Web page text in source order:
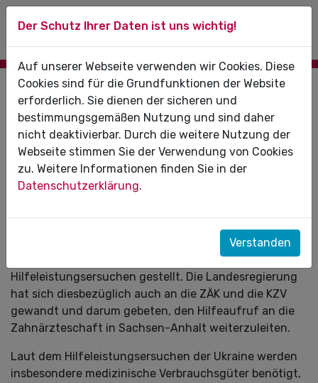
01.03.2022
Ukraine: Hilfe für die Leidtragenden des
Krieges
Die ganze Welt schaut schockiert auf den
eskalierenden Krieg in der Ukraine. Viele Menschen
ukrainische Regierung hat am vergangenen
Hilfeleistungsersuchen gestellt. Die Landesregierung
hat sich diesbezüglich auch an die ZÄK und die KZV
gewandt und darum gebeten, den Hilfeaufruf an die
Zahnärzteschaft in Sachsen-Anhalt weiterzuleiten.
Laut dem Hilfeleistungsersuchen der Ukraine werden
insbesondere medizinische Verbrauchsgüter benötigt,
Der Schutz Ihrer Daten ist uns wichtig!
Auf unserer Webseite verwenden wir Cookies. Diese
Cookies sind für die Grundfunktionen der Website
erforderlich. Sie dienen der sicheren und
bestimmungsgemäßen Nutzung und sind daher
nicht deaktivierbar. Durch die weitere Nutzung der
Webseite stimmen Sie der Verwendung von Cookies
zu. Weitere Informationen finden Sie in der
Datenschutzerklärung.
Verstanden